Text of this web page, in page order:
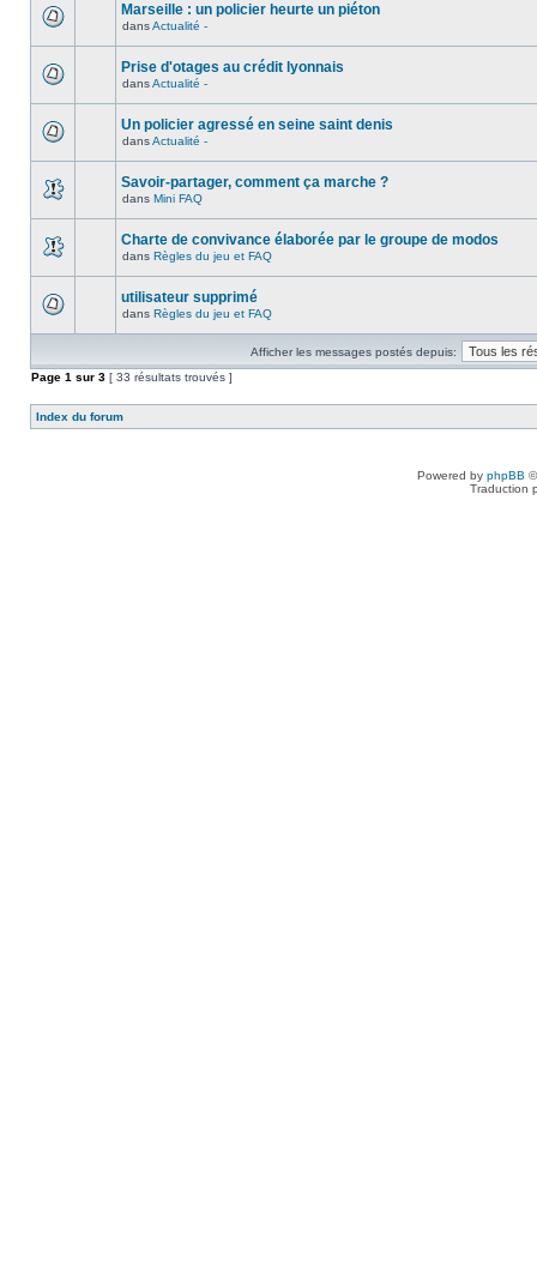
Marseille : un policier heurte un piéton
dansActualité -
Prise d'otages au crédit lyonnais
dansActualité -
Un policier agressé en seine saint denis
dansActualité -
Savoir-partager, comment ça marche ?
dans Mini FAQ
Charte de convivance élaborée par le groupe de modos
dans Règles du jeu et FAQ
utilisateur supprimé
dans Règles du jeu et FAQ
Afficher les messages postés depuis:
Page 1 sur 3 [ 33 résultats trouvés ]
Index du forum
Powered by phpBB
Traduction